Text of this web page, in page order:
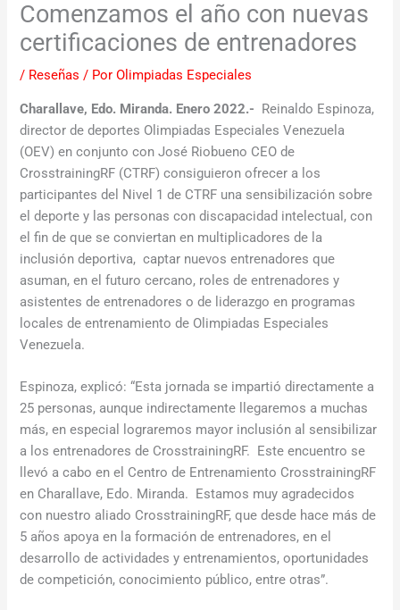
Comenzamos el año con nuevas
certificaciones de entrenadores
/ Reseñas / PorOlimpiadas Especiales
Charallave, Edo. Miranda. Enero 2022.- Reinaldo Espinoza,
director de deportes Olimpiadas Especiales Venezuela
(OEV) en conjunto con José Riobueno CEO de
CrosstrainingRF (CTRF) consiguieron ofrecer a los
participantes del Nivel 1 de CTRF una sensibilización sobre
el deporte y las personas con discapacidad intelectual, con
el fin de que se conviertan en multiplicadores de la
inclusión deportiva, captar nuevos entrenadores que
asuman, en el futuro cercano, roles de entrenadores y
asistentes de entrenadores o de liderazgo en programas
locales de entrenamiento de Olimpiadas Especiales
Venezuela.
Espinoza, explicó: “Esta jornada se impartió directamente a
25 personas, aunque indirectamente llegaremos a muchas
más, en especial lograremos mayor inclusión al sensibilizar
a los entrenadores de CrosstrainingRF. Este encuentro se
llevó a cabo en el Centro de Entrenamiento CrosstrainingRF
en Charallave, Edo. Miranda. Estamos muy agradecidos
con nuestro aliado CrosstrainingRF, que desde hace más de
5 años apoya en la formación de entrenadores, en el
desarrollo de actividades y entrenamientos, oportunidades
de competición, conocimiento público, entre otras”.